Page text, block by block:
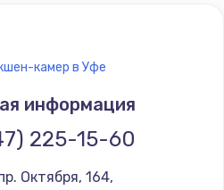
камер в Уфе
информация
225-15-60
Октября, 164,